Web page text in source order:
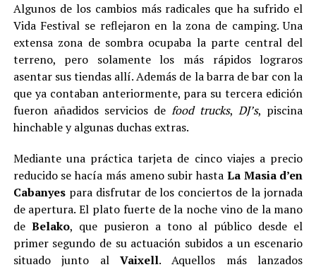
Algunos de los cambios más radicales que ha sufrido el
Vida Festival se reflejaron en la zona de camping. Una
extensa zona de sombra ocupaba la parte central del
terreno, pero solamente los más rápidos lograros
asentar sus tiendas allí. Además de la barra de bar con la
que ya contaban anteriormente, para su tercera edición
fueron añadidos servicios defood trucks,DJ’s, piscina
hinchable y algunas duchas extras.
Mediante una práctica tarjeta de cinco viajes a precio
reducido se hacía más ameno subir hasta La Masia d’en
Cabanyespara disfrutar de los conciertos de la jornada
de apertura. El plato fuerte de la noche vino de la mano
de Belako, que pusieron a tono al público desde el
primer segundo de su actuación subidos a un escenario
situado junto al Vaixell. Aquellos más lanzados